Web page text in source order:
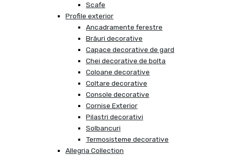
Scafe
Profile exterior
Ancadramente ferestre
Brâuri decorative
Capace decorative de gard
Chei decorative de bolta
Coloane decorative
Coltare decorative
Console decorative
Cornise Exterior
Pilastri decorativi
Solbancuri
Termosisteme decorative
Allegria Collection